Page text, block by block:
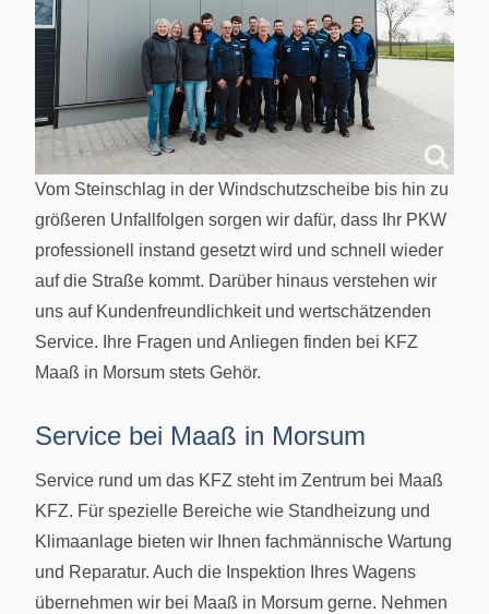
Vom Steinschlag in der Windschutzscheibe bis hin zu
größeren Unfallfolgen sorgen wir dafür, dass Ihr PKW
professionell instand gesetzt wird und schnell wieder
auf die Straße kommt. Darüber hinaus verstehen wir
uns auf Kundenfreundlichkeit und wertschätzenden
Service. Ihre Fragen und Anliegen finden bei KFZ
Maaß in Morsum stets Gehör.
Service bei Maaß in Morsum
Service rund um das KFZ steht im Zentrum bei Maaß
KFZ. Für spezielle Bereiche wie Standheizung und
Klimaanlage bieten wir Ihnen fachmännische Wartung
und Reparatur. Auch die Inspektion Ihres Wagens
übernehmen wir bei Maaß in Morsum gerne. Nehmen